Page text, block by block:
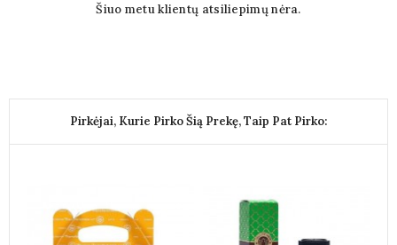
Šiuo metu klientų atsiliepimų nėra.
Pirkėjai, Kurie Pirko Šią Prekę, Taip Pat Pirko: